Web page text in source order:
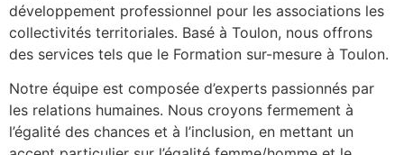
développement professionnel pour les associations les
collectivités territoriales. Basé à Toulon, nous offrons
des services tels que le Formation sur-mesure à Toulon.
Notre équipe est composée d’experts passionnés par
les relations humaines. Nous croyons fermement à
l’égalité des chances et à l’inclusion, en mettant un